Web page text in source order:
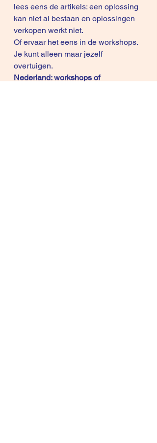
lees eens de artikels: een oplossing
kan niet al bestaan en oplossingen
verkopen werkt niet.
Of ervaar het eens in de workshops.
Je kunt alleen maar jezelf
overtuigen.
Nederland: workshops of